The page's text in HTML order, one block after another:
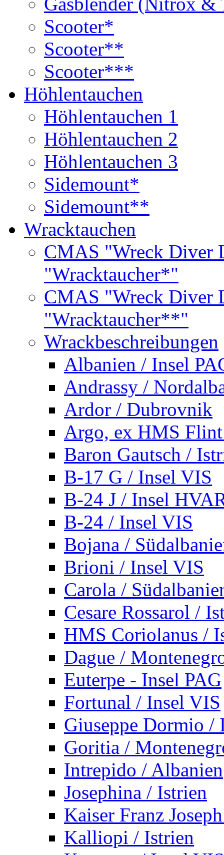
Scooter*
Scooter**
Scooter***
Höhlentauchen
Höhlentauchen 1
Höhlentauchen 2
Höhlentauchen 3
Sidemount*
Sidemount**
Wracktauchen
CMAS "Wreck Diver
"Wracktaucher*"
CMAS "Wreck Diver
"Wracktaucher**"
Wrackbeschreibungen
Albanien / Insel
Andrassy /
Ardor / Dubrovnik
Argo, ex HMS
Baron Gautsch /
B-17 G / Insel VIS
B-24 J / Insel
B-24 / Insel VIS
Bojana /
Brioni / Insel VIS
Carola /
Cesare Rossarol /
HMS Coriolanus /
Dague /
Euterpe - Insel PAG
Fortunal / Insel VIS
Giuseppe Dormio /
Goritia /
Intrepido / Albanien
Josephina / Istrien
Kaiser Franz
Kalliopi / Istrien